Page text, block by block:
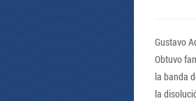
Gustavo
Obtuvo
la banda
la